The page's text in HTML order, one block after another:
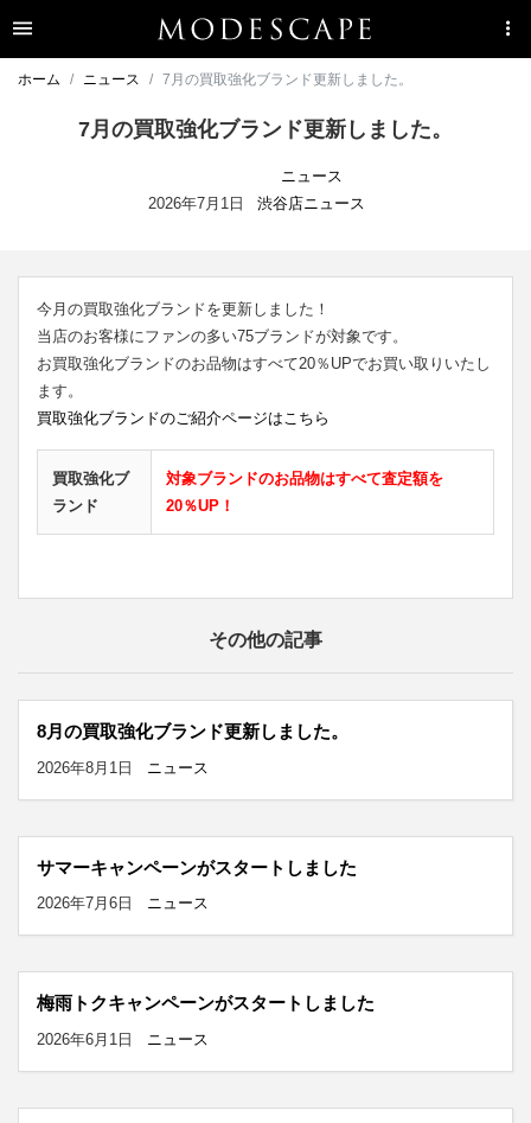
ホーム ニュース 7月の買取強化ブランド更新しました。
7月の買取強化ブランド更新しました。
2026年7月1日
ニュース
渋谷店ニュース
今月の買取強化ブランドを更新しました！
当店のお客様にファンの多い75ブランドが対象です。
お買取強化ブランドのお品物はすべて20％UPでお買い取りいたし
ます。
買取強化ブランドのご紹介ページはこちら
買取強化ブ
ランド
対象ブランドのお品物はすべて査定額を
20％UP！
その他の記事
8月の買取強化ブランド更新しました。
2026年8月1日 ニュース
サマーキャンペーンがスタートしました
2026年7月6日 ニュース
梅雨トクキャンペーンがスタートしました
2026年6月1日 ニュース